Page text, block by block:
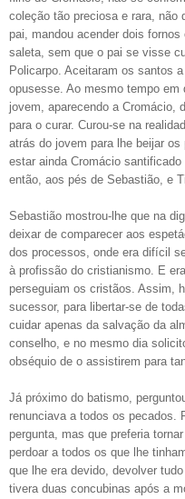
coleção tão preciosa e rara, não
pai, mandou acender dois
saleta, sem que o pai se visse
Policarpo. Aceitaram os santos
opusesse. Ao mesmo tempo em
jovem, aparecendo a Cromácio,
para o curar. Curou-se na
atrás do jovem para lhe beijar
estar ainda Cromácio
então, aos pés de Sebastião, e
Sebastião mostrou-lhe que na
deixar de comparecer aos
dos processos, onde era difícil
à profissão do cristianismo. E
perseguiam os cristãos. Assim,
sucessor, para libertar-se de
cuidar apenas da salvação da
conselho, e no mesmo dia
obséquio de o assistirem para
Já próximo do batismo,
renunciava a todos os pecados.
pergunta, mas que preferia
perdoar a todos os que lhe
que lhe era devido, devolver
tivera duas concubinas após a